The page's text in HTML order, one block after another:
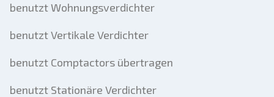
benutzt Wohnungsverdichter
benutzt Vertikale Verdichter
benutzt Comptactors übertragen
benutzt Stationäre Verdichter